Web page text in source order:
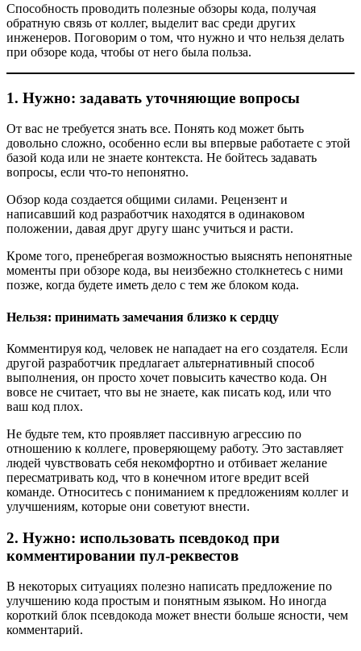
Способность проводить полезные обзоры кода, получая
обратную связь от коллег, выделит вас среди других
инженеров. Поговорим о том, что нужно и что нельзя делать
при обзоре кода, чтобы от него была польза.
1. Нужно: задавать уточняющие вопросы
От вас не требуется знать все. Понять код может быть
довольно сложно, особенно если вы впервые работаете с этой
базой кода или не знаете контекста. Не бойтесь задавать
вопросы, если что-то непонятно.
Обзор кода создается общими силами. Рецензент и
написавший код разработчик находятся в одинаковом
положении, давая друг другу шанс учиться и расти.
Кроме того, пренебрегая возможностью выяснять непонятные
моменты при обзоре кода, вы неизбежно столкнетесь с ними
позже, когда будете иметь дело с тем же блоком кода.
Нельзя: принимать замечания близко к сердцу
Комментируя код, человек не нападает на его создателя. Если
другой разработчик предлагает альтернативный способ
выполнения, он просто хочет повысить качество кода. Он
вовсе не считает, что вы не знаете, как писать код, или что
ваш код плох.
Не будьте тем, кто проявляет пассивную агрессию по
отношению к коллеге, проверяющему работу. Это заставляет
людей чувствовать себя некомфортно и отбивает желание
пересматривать код, что в конечном итоге вредит всей
команде. Относитесь с пониманием к предложениям коллег и
улучшениям, которые они советуют внести.
2. Нужно: использовать псевдокод при
комментировании пул-реквестов
В некоторых ситуациях полезно написать предложение по
улучшению кода простым и понятным языком. Но иногда
короткий блок псевдокода может внести больше ясности, чем
комментарий.